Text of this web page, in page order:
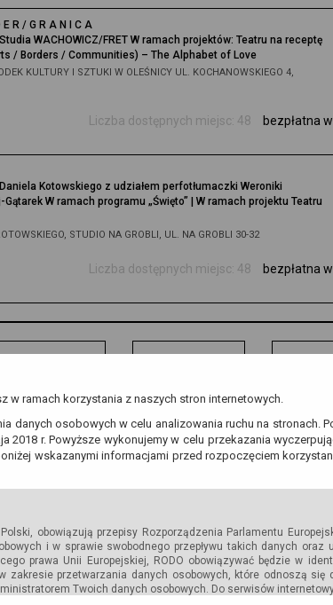
E R / G R A N I C A
WACHOWICZ/FRET W ramach projektów: Teatru na receptę
/ Borders / Communities) – The Alphabet of Love
KULTURY I SZTUKI W OLEŚNICY UL. KOCHANOWSKIEGO 4,
Liczba dostępnych miejsc: 48 bezpłatna
Kotowskiego z udziałem perfotłumaczki Weroniki
W ramach programu „Święto” | W ramach projektu Teatru
STUDIO NA GROBLI, UL. NA GROBLI 30-32
Liczba dostępnych miejsc: 48 bezpłatna
BIP
ramach korzystania z naszych stron internetowych.
danych osobowych w celu analizowania ruchu na stronach.
r. Powyższe wykonujemy w celu przekazania
wskazanymi informacjami przed rozpoczęciem
obowiązują przepisy Rozporządzenia Parlamentu
i w sprawie swobodnego przepływu takich danych
prawa Unii Europejskiej, RODO obowiązywać będzie w
zakresie przetwarzania danych osobowych, które odnoszą
Twoich danych osobowych. Do serwisów